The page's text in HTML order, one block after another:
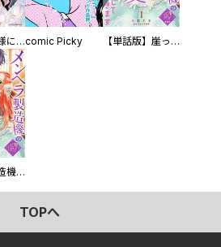
人外の旦那様に娶られ毎晩ナカまで愛される…。アンソロジーcomic Picky 【単話版】崖っぷち令嬢ですが、意地と策略で幸せになります！シリーズ
メンヘラ製造機の公爵令息（過保護）が溺愛してきます
TOPへ